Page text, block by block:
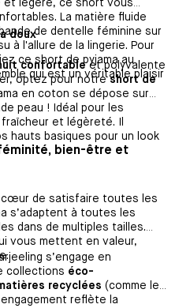
et légère, ce short vous
La matière fluide
de dentelle féminine sur
à l'allure de la lingerie. Pour
ce short de pyjama au
qui est un véritable plaisir
doux
confortableet polyvalente
optez pour notreshort de
en coton se dépose sur
peau ! Idéal pour les
et légèreté. Il
hauts basiques pour un look
bien-être et
cœur de satisfaire toutes les
s’adaptent à toutes les
dans de multiples tailles.
vous mettent en valeur,
s’engage en
collections éco-
recyclées (comme le
reflète la